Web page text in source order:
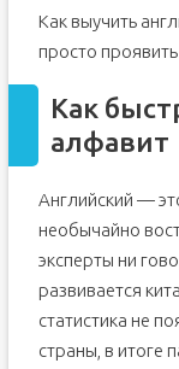
Как выучить
просто
Как
алфавит
Английский —
необычайно
эксперты ни
развивается
статистика не
страны, в итоге